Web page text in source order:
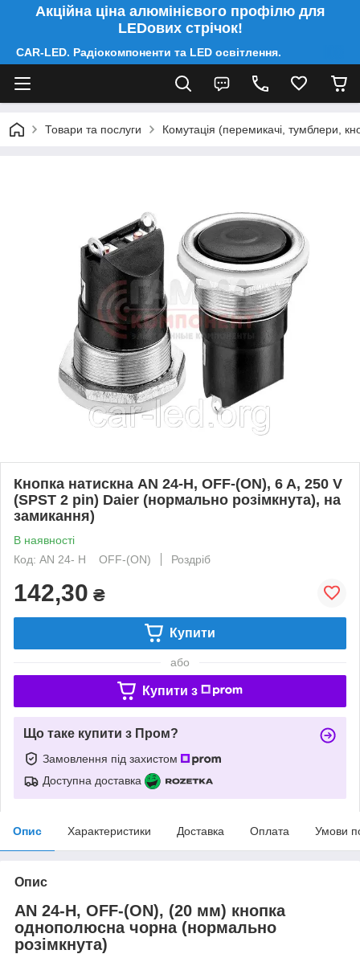
Акційна ціна алюмінієвого профілю для
LEDових стрічок!
CAR-LED. Радіокомпоненти та LED освітлення.
Товари та послуги Комутація (перемикачі, тумблери,
Кнопка натискна AN 24-H, OFF-(ON), 6 A, 250 V
(SPST 2 pin) Daier (нормально розімкнута), на
замикання)
В наявності
Код: AN 24- H OFF-(ON)
Роздріб
142,30 ₴
Купити
або
Купити з
Що таке купити з Пром?
Замовлення під захистом
Доступна доставка
Опис Характеристики Доставка Оплата Умови
Опис
AN 24-H, OFF-(ON), (20 мм) кнопка
однополюсна чорна (нормально
розімкнута)